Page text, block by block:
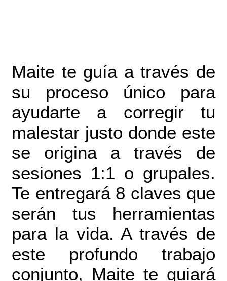
Maite te guía a través de
su proceso único para
ayudarte a corregir tu
malestar justo donde este
se origina a través de
sesiones 1:1 o grupales.
Te entregará 8 claves que
serán tus herramientas
para la vida. A través de
este profundo trabajo
conjunto, Maite te guiará